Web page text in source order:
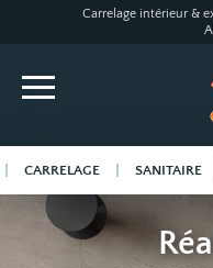
Carrelage intérieur &
CARRELAGE SANITAIRE